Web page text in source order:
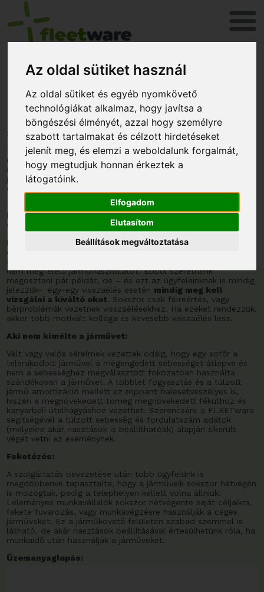
Az oldal sütiket használ
Az oldal sütiket és egyéb nyomkövető
technológiákat alkalmaz, hogy javítsa a
böngészési élményét, azzal hogy személyre
szabott tartalmakat és célzott hirdetéseket
jelenít meg, és elemzi a weboldalunk forgalmát,
hogy megtudjuk honnan érkeztek a
látogatóink.
Elfogadom
Elutasítom
Beállítások megváltoztatása
Milyen problémákat old
meg egy jó járműkövető?
2021. augusztus 6.
Már kisebb flották esetén is, ahol a cégvezetők is jobban
rálátnak a járművek és sofőrök munkájára rengeteg, akár nem
is szándékos, rejtett visszaélés történhet. Sok be nem
jelentett magánút, gyorshajtás, többlet fogyasztás,
esetenként fekete fuvarok, üzemanyag visszaélés.
alapvető járműkövetési funkcionalitással
ki lehet szűrni, ráadásul automatikusanvagy pár riport
segítségével.
Ügyfélkörünkben felmérést végeztünk, kértük őket, hogy
osszák meg velünk azokat az eseteket, amikor a FLEETware
segített felgöngyölíteni valamilyen visszaélést vagy felderített
nem megfelelő járműhasználatot. Ebből szeretnénk
megosztani pár példát, de – és ezt az ügyfeleinknek is mindig
jelezzük- egy-egy visszaélés esetén mindig meg kell
vizsgálni a kiváltó okot . Sokszor csak félreértés, vagy
bérproblémák vezetnek visszaélésekhez. Ha ezeket rendezzük,
akkor több motivált kolléga és kevesebb visszaélés lesz.
Aki nem kímélte a járművet:
Vélt vagy valós sérelmek vezettek odáig, hogy egy sofőr a
telerakodott járművel a megengedett sebességet átlépve és
nem a sebességhez megválasztott fokozatban használta
szándékosan a járművet. A többlet fogyasztás és a túlzott
jármű amortizáció mellett ez roppant balesetveszélyes is,
hiszen a megnövekedett tömeg megnövekedett fékúthoz és
kanyarbeli útelhagyáshoz vezethet. Szerencsére a FLEETware
segítségével a túlzott sebesség és fordulatszám adatok
(melyekre akár riasztások is beállíthatóak) alapján sikerült
véget vetni az eseménynek.
Feketézés:
A szolgáltatás bevezetése után több ügyfelünk is
megdöbbenve tapasztalta, hogy a járműveik sokszor hétvégén
is mozogtak, pedig a telephelyen kellett volna állniuk.
Leleményes munkavállalók sokszor hétvégente saját céljaikra,
fekete fuvarozás, vagy munkavégzésre használják a céges
járműveket. Ez a járműkövető felületén szabad szemmel is
látható, de akár riasztások beállításával értesülhetünk róla, ha
munkaidő után használják a járműveket.
Üzemanyaglopás: